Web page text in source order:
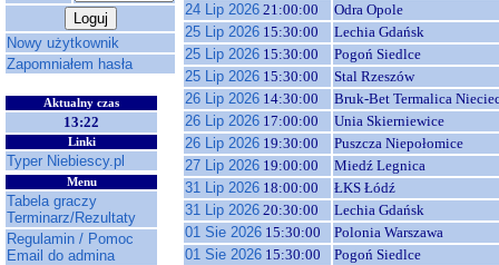
Nowy użytkownik
Zapomniałem hasła
Aktualny czas
13:22
Linki
Typer Niebiescy.pl
Menu
Tabela graczy
Terminarz/Rezultaty
Regulamin / Pomoc
Email do admina
24 Lip 2026 21:00:00
Odra Opole
25 Lip 2026 15:30:00
Lechia Gdańsk
25 Lip 2026 15:30:00
Pogoń Siedlce
25 Lip 2026 15:30:00
Stal Rzeszów
26 Lip 2026 14:30:00
Bruk-Bet Termalica
26 Lip 2026 17:00:00
Unia Skierniewice
26 Lip 2026 19:30:00
Puszcza Niepołomice
27 Lip 2026 19:00:00
Miedź Legnica
31 Lip 2026 18:00:00
ŁKS Łódź
31 Lip 2026 20:30:00
Lechia Gdańsk
01 Sie 2026 15:30:00
Polonia Warszawa
01 Sie 2026 15:30:00
Pogoń Siedlce